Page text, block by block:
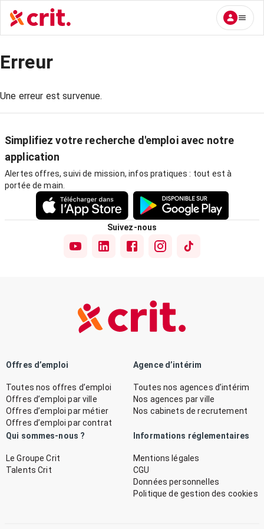
Erreur
Une erreur est survenue.
Simplifiez votre recherche d'emploi avec notre
application
Alertes offres, suivi de mission, infos pratiques : tout est à
portée de main.
Suivez-nous
Offres d’emploi
Toutes nos offres d’emploi
Offres d’emploi par ville
Offres d’emploi par métier
Offres d’emploi par contrat
Agence d’intérim
Toutes nos agences d’intérim
Nos agences par ville
Nos cabinets de recrutement
Qui sommes-nous ?
Le Groupe Crit
Talents Crit
Informations réglementaires
Mentions légales
CGU
Données personnelles
Politique de gestion des cookies